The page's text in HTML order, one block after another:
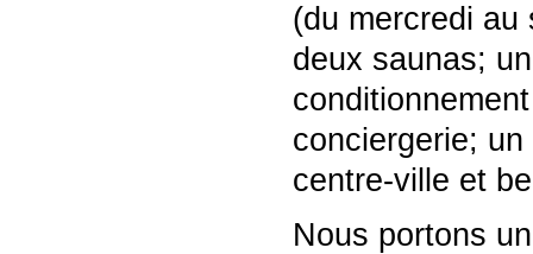
(du mercredi
deux saunas;
conciergerie;
centre-ville et
Nous portons